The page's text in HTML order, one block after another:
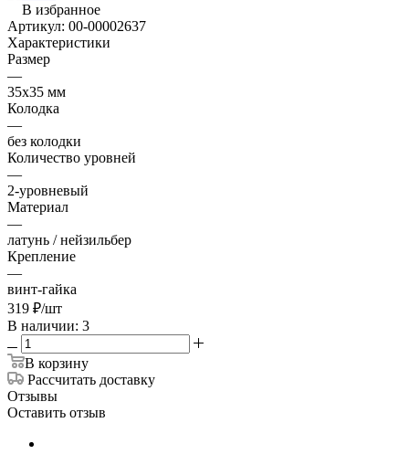
В избранное
Артикул: 00-00002637
Характеристики
Размер
—
35х35 мм
Колодка
—
без колодки
Количество уровней
—
2-уровневый
Материал
—
латунь / нейзильбер
Крепление
—
винт-гайка
319 ₽/шт
В наличии: 3
В корзину
Рассчитать доставку
Отзывы
Оставить отзыв